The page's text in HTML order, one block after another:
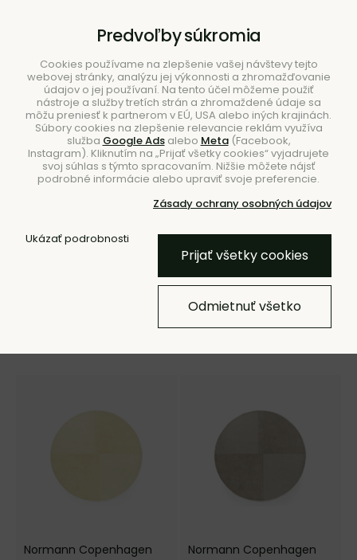
Hľadať
Úvod Kolekcie
Kolekcia Level
Normann Copenhagen
Normann Copenhagen
Predvoľby súkromia
Cookies používame na zlepšenie vašej návštevy tejto
webovej stránky, analýzu jej výkonnosti a zhromažďovanie
údajov o jej používaní. Na tento účel môžeme použiť
nástroje a služby tretích strán a zhromaždené údaje sa
môžu preniesť k partnerom v EÚ, USA alebo iných krajinách.
Súbory cookies na zlepšenie relevancie reklám využíva
služba Google Adsalebo Meta(Facebook,
Instagram). Kliknutím na „Prijať všetky cookies“ vyjadrujete
svoj súhlas s týmto spracovaním. Nižšie môžete nájsť
podrobné informácie alebo upraviť svoje preferencie.
Zásady ochrany osobných údajov
Ukázať podrobnosti
Prijať všetky cookies
Odmietnuť všetko